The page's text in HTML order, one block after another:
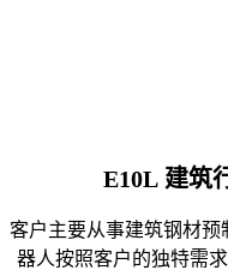
E10L 建筑
客户主要从事建筑钢材
器人按照客户的独特需